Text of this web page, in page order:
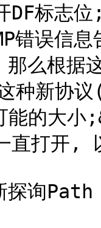
标志
误信息
那么根据
种新协
能的大
打开,
询Path